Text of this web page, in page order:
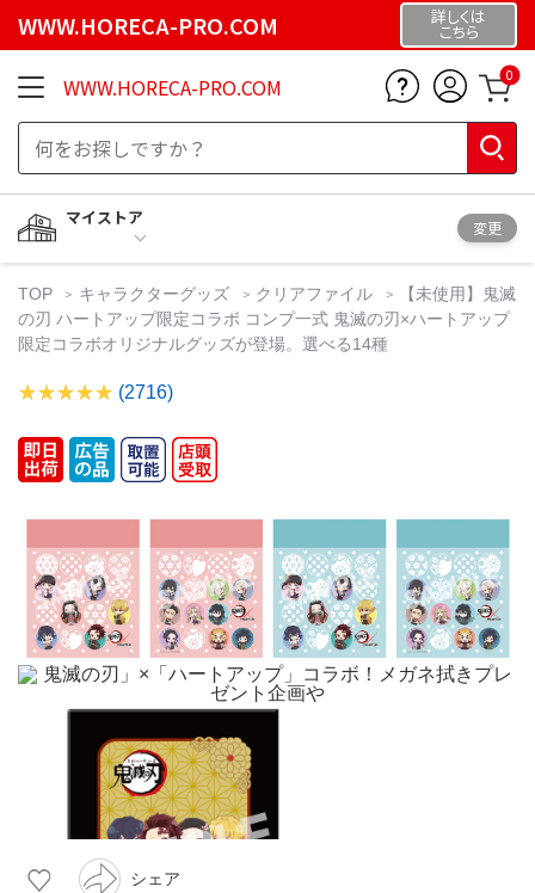
WWW.HORECA-PRO.COM 詳しくは
こちら
WWW.HORECA-PRO.COM 0
マイストア
変更
TOP キャラクターグッズ クリアファイル
【未使用】鬼滅
の刃 ハートアップ限定コラボ コンプ一式 鬼滅の刃×ハートアップ
限定コラボオリジナルグッズが登場。選べる14種
(2716)
シェア